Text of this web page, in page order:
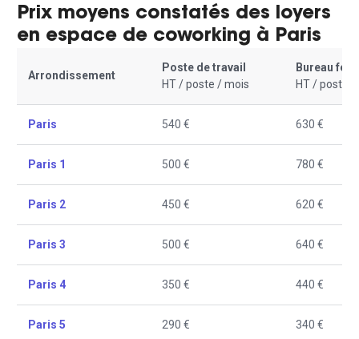
Prix moyens constatés des loyers
en espace de coworking à Paris
Arrondissement
Poste de travail
HT / poste / mois
Bureau
HT / poste /
Paris 540 € 630 €
Paris 1 500 € 780 €
Paris 2 450 € 620 €
Paris 3 500 € 640 €
Paris 4 350 € 440 €
Paris 5 290 € 340 €